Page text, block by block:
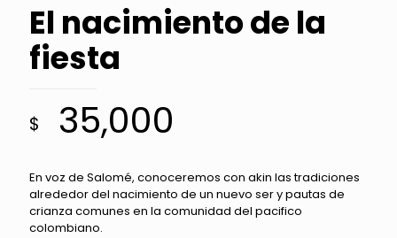
El nacimiento de la
fiesta
$ 35,000
En voz de Salomé, conoceremos con akin las tradiciones
alrededor del nacimiento de un nuevo ser y pautas de
crianza comunes en la comunidad del pacifico
colombiano.